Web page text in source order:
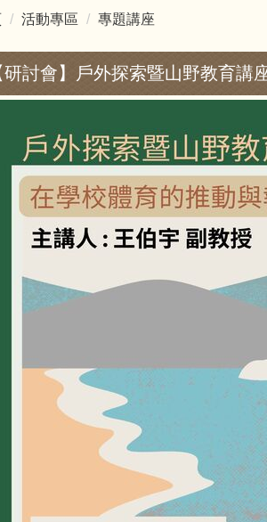
活動專區 專題講座
研討會】戶外探索暨山野教育講